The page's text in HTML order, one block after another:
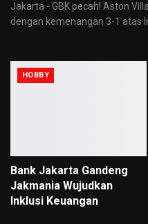
Jakarta - GBK pecah! Aston
dengan kemenangan 3-1 atas
HOBBY
Bank Jakarta Gandeng
Jakmania Wujudkan
Inklusi Keuangan